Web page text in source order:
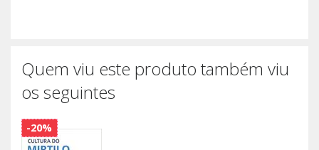
Quem viu este produto também viu
os seguintes
-20%